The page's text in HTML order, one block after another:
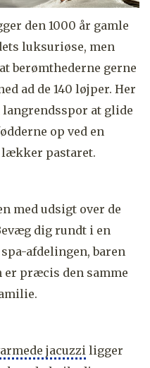
den 1000 år gamle
luksuriøse, men
berømthederne gerne
ad de 140 løjper. Her
at glide
op ved en
lækker pastaret.
med udsigt over de
dig rundt i en
afdelingen, baren
er præcis den samme
jacuzzi ligger